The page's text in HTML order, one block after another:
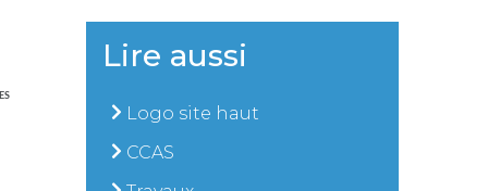
Lire aussi
Logo site haut
CCAS